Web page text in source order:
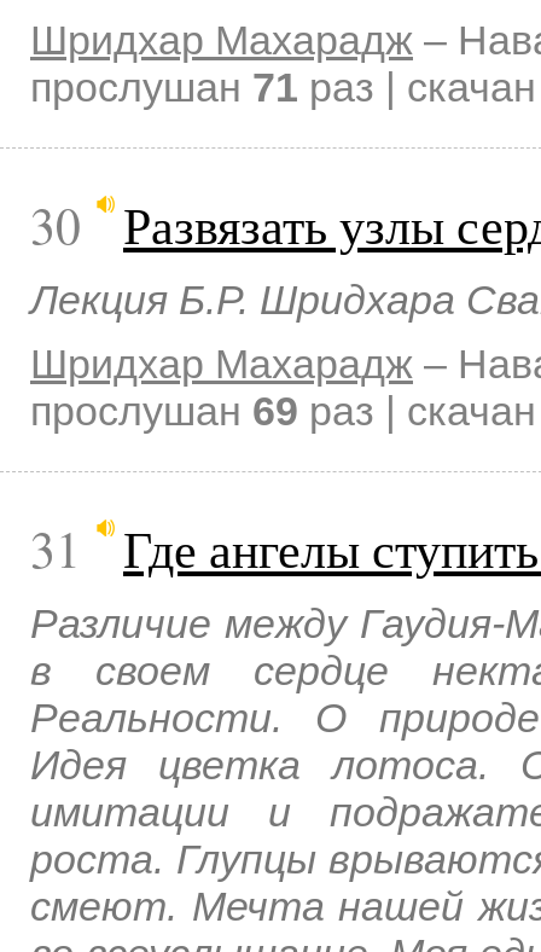
Шридхар Махарадж –
прослушан 71 раз |
30 Развязать узлы
Лекция Б.Р. Шридхара
Шридхар Махарадж –
прослушан 69 раз |
31 Где ангелы
Различие между
в своем сердце
Реальности. О
Идея цветка лотоса.
имитации и
роста. Глупцы
смеют. Мечта нашей